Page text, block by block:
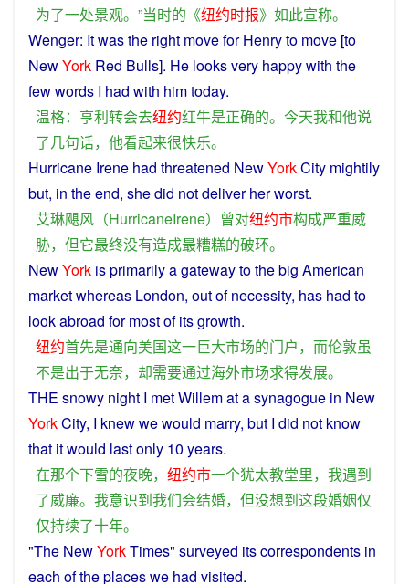
为了一处景观。”当时的 《纽约时报》 如此宣称。
Wenger: Itwasthe right move forHenryto move [to
NewYork Red Bulls]. He looksvery happywith the
fewwords I had with himtoday.
温格： 亨利转会去纽约红牛是正确的。 今天我和他说
了几句话， 他看起来很快乐。
Hurricane Irene had threatened NewYorkCity mightily
but, in theend, she did notdeliver herworst.
艾琳飓风 （HurricaneIrene） 曾对纽约市构成严重威
胁， 但它最终没有造成最糟糕的破环。
NewYork isprimarilyagatewaytothebig American
marketwhereas London, outofnecessity, has had to
look abroad for most of itsgrowth.
纽约首先是通向美国这一巨大市场的门户， 而伦敦虽
不是出于无奈， 却需要通过海外市场求得发展。
THE snowy night I metWillem atasynagogue in New
YorkCity, I knewwewould marry, but I did not know
that itwould lastonly 10 years.
在那个下雪的夜晚， 纽约市一个犹太教堂里， 我遇到
了威廉。 我意识到我们会结婚， 但没想到这段婚姻仅
仅持续了十年。
"The NewYorkTimes" surveyed itscorrespondents in
each oftheplaceswe had visited.